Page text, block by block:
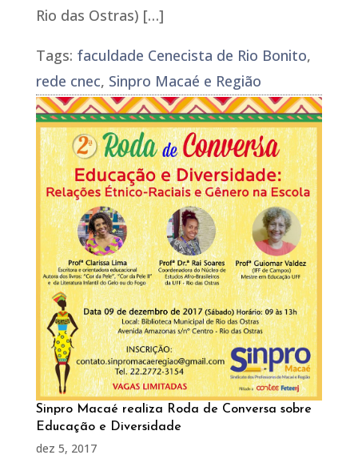
Rio das Ostras) […]
Tags: faculdade Cenecista de Rio Bonito,
rede cnec, Sinpro Macaé e Região
Sinpro Macaé realiza Roda de Conversa sobre
Educação e Diversidade
dez 5, 2017